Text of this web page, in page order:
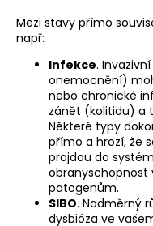
Mezi stavy přímo
např:
Infekce.
onemocnění)
nebo chronické
zánět (kolitidu) a
Některé typy
přímo a hrozí, že
projdou do
patogenům.
SIBO. Nadměrný
dysbióza ve